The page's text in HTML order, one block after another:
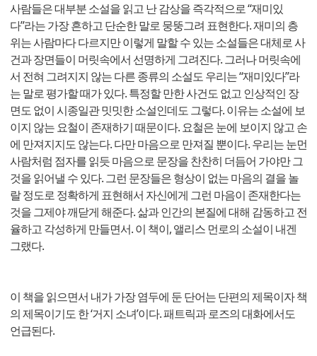
사람들은 대부분 소설을 읽고 난 감상을 즉각적으로 “재미있
다”라는 가장 흔하고 단순한 말로 뭉뚱그려 표현한다. 재미의 층
위는 사람마다 다르지만 이렇게 말할 수 있는 소설들은 대체로 사
건과 장면들이 머릿속에서 선명하게 그려진다. 그러나 머릿속에
서 전혀 그려지지 않는 다른 종류의 소설도 우리는 “재미있다”라
는 말로 평가할 때가 있다. 특정할 만한 사건도 없고 인상적인 장
면도 없이 시종일관 밋밋한 소설인데도 그렇다. 이유는 소설에 보
이지 않는 요철이 존재하기 때문이다. 요철은 눈에 보이지 않고 손
에 만져지지도 않는다. 다만 마음으로 만져질 뿐이다. 우리는 눈먼
사람처럼 점자를 읽듯 마음으로 문장을 찬찬히 더듬어 가야만 그
것을 읽어낼 수 있다. 그런 문장들은 형상이 없는 마음의 결을 놀
랄 정도로 정확하게 표현해서 자신에게 그런 마음이 존재한다는
것을 그제야 깨닫게 해준다. 삶과 인간의 본질에 대해 감동하고 전
율하고 각성하게 만들면서. 이 책이, 앨리스 먼로의 소설이 내겐
그랬다.
이 책을 읽으면서 내가 가장 염두에 둔 단어는 단편의 제목이자 책
의 제목이기도 한 ‘거지 소녀’이다. 패트릭과 로즈의 대화에서도
언급된다.